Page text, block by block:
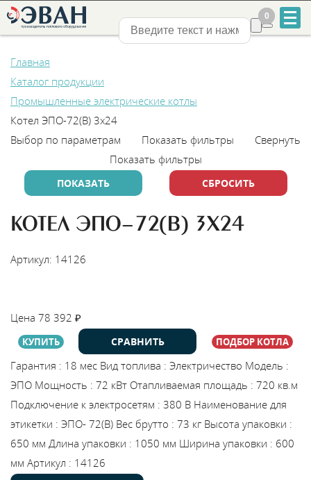
+7
831
888-
555
Сервис
Найти магазин
монтажника
Нижний Новгород
0
0
Главная
Каталог продукции
Промышленные электрические котлы
Котел ЭПО-72(В) 3х24
Выбор по параметрам
Показать фильтры
Свернуть
Показать фильтры
КОТЕЛ ЭПО-72(В) 3Х24
Артикул: 14126
Цена 78 392 ₽
КУПИТЬ СРАВНИТЬ ПОДБОР КОТЛА
Гарантия : 18 мес Вид топлива : Электричество Модель :
ЭПО Мощность : 72 кВт Отапливаемая площадь : 720 кв.м
Подключение к электросетям : 380 В Наименование для
этикетки : ЭПО- 72(В) Вес брутто : 73 кг Высота упаковки :
650 мм Длина упаковки : 1050 мм Ширина упаковки : 600
мм Артикул : 14126